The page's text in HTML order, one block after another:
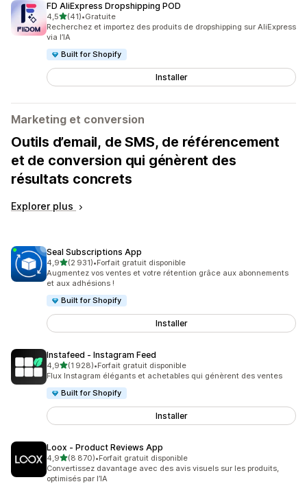
FD AliExpress Dropshipping POD
4,5étoile(s) sur 5
(41)
41 avis au total
•Gratuite
Recherchez et importez des produits de dropshipping sur AliExpress
via l’IA
Built for Shopify
Installer
Marketing et conversion
Outils d’email, de SMS, de référencement
et de conversion qui génèrent des
résultats concrets
Explorer plus
Seal Subscriptions App
4,9étoile(s) sur 5
(2 931)
2931 avis au total
•Forfait gratuit disponible
Augmentez vos ventes et votre rétention grâce aux abonnements
et aux adhésions !
Built for Shopify
Installer
Instafeed ‑ Instagram Feed
4,9étoile(s) sur 5
(1 928)
1928 avis au total
•Forfait gratuit disponible
Flux Instagram élégants et achetables qui génèrent des ventes
Built for Shopify
Installer
Loox ‑ Product Reviews App
4,9étoile(s) sur 5
(8 870)
8870 avis au total
•Forfait gratuit disponible
Convertissez davantage avec des avis visuels sur les produits,
optimisés par l’IA